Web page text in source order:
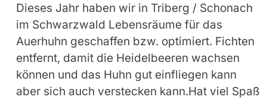
Dieses Jahr haben wir in Triberg / Schonach
im Schwarzwald Lebensräume für das
Auerhuhn geschaffen bzw. optimiert. Fichten
entfernt, damit die Heidelbeeren wachsen
können und das Huhn gut einfliegen kann
aber sich auch verstecken kann.Hat viel Spaß